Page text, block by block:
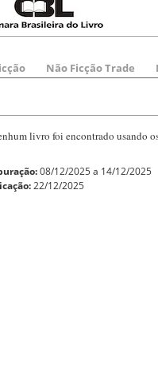
Não Ficção Trade
livro foi encontrado usando
08/12/2025 a 14/12/2025
22/12/2025